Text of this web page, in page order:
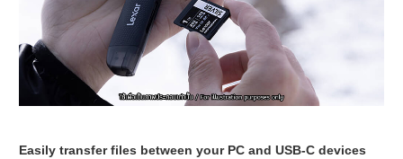
Easily transfer files between your PC and USB-C devices